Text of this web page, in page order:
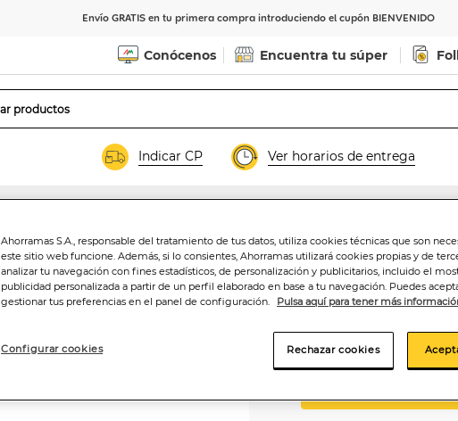
Envío GRATIS en tu primera compra introduciendo el cupón BIENVENIDO
Conócenos Encuentra tu súper
Indicar CP Ver horarios de entrega
Crema dental
22,84€/100 gr.
Ahorramas S.A., responsable del tratamiento de tus datos, utiliza cookies técnicas que son
este sitio web funcione. Además, si lo consientes, Ahorramas utilizará cookies propias y de
analizar tu navegación con fines estadísticos, de personalización y publicitarios, incluido el
publicidad personalizada a partir de un perfil elaborado en base a tu navegación. Puedes
gestionar tus preferencias en el panel de configuración.
Pulsa aquí para tener más
Configurar cookies Rechazar cookies